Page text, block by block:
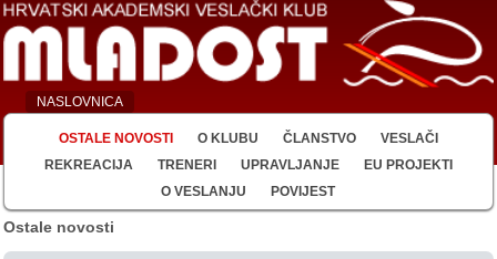
NASLOVNICA
OSTALE NOVOSTI O KLUBU ČLANSTVO
VESLAČI
REKREACIJA
TRENERI UPRAVLJANJE
EU PROJEKTI
O VESLANJU
POVIJEST
Ostale novosti